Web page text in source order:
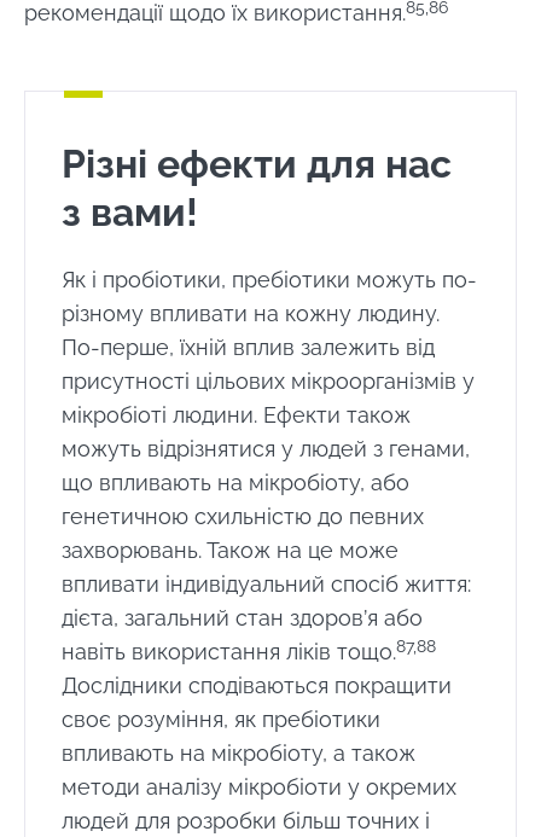
рекомендації щодо їх використання.85,86
Різні ефекти для нас
з вами!
Як і пробіотики, пребіотики можуть по-
різному впливати на кожну людину.
По-перше, їхній вплив залежить від
присутності цільових мікроорганізмів у
мікробіоті людини. Ефекти також
можуть відрізнятися у людей з генами,
що впливають на мікробіоту, або
генетичною схильністю до певних
захворювань. Також на це може
впливати індивідуальний спосіб життя:
дієта, загальний стан здоров’я або
навіть використання ліків тощо.87,88
Дослідники сподіваються покращити
своє розуміння, як пребіотики
впливають на мікробіоту, а також
методи аналізу мікробіоти у окремих
людей для розробки більш точних і